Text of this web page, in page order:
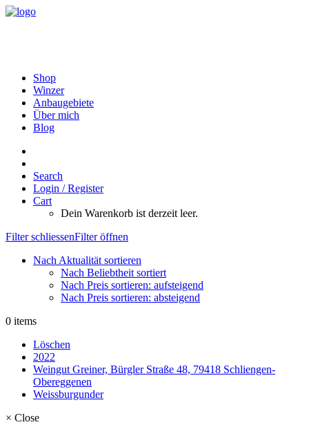
Shop
Winzer
Anbaugebiete
Über mich
Blog
Search
Login / Register
Cart
Dein Warenkorb ist derzeit leer.
Filter schliessenFilter öffnen
Nach Aktualität sortieren
Nach Beliebtheit sortiert
Nach Preis sortieren: aufsteigend
Nach Preis sortieren: absteigend
0 items
Löschen
2022
Weingut Greiner, Bürgler Straße 48, 79418 Schliengen-
Obereggenen
Weissburgunder
× Close